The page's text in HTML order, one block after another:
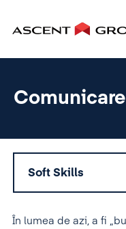
Soft Skills
În lumea de azi, a fi